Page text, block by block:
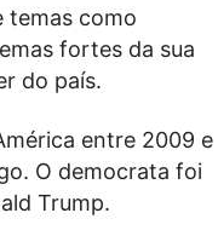
temas como
fortes da sua
do país.
entre 2009 e
O democrata foi
Trump.